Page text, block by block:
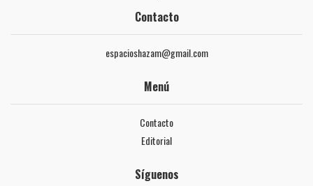
Contacto
espacioshazam@gmail.com
Menú
Contacto
Editorial
Síguenos